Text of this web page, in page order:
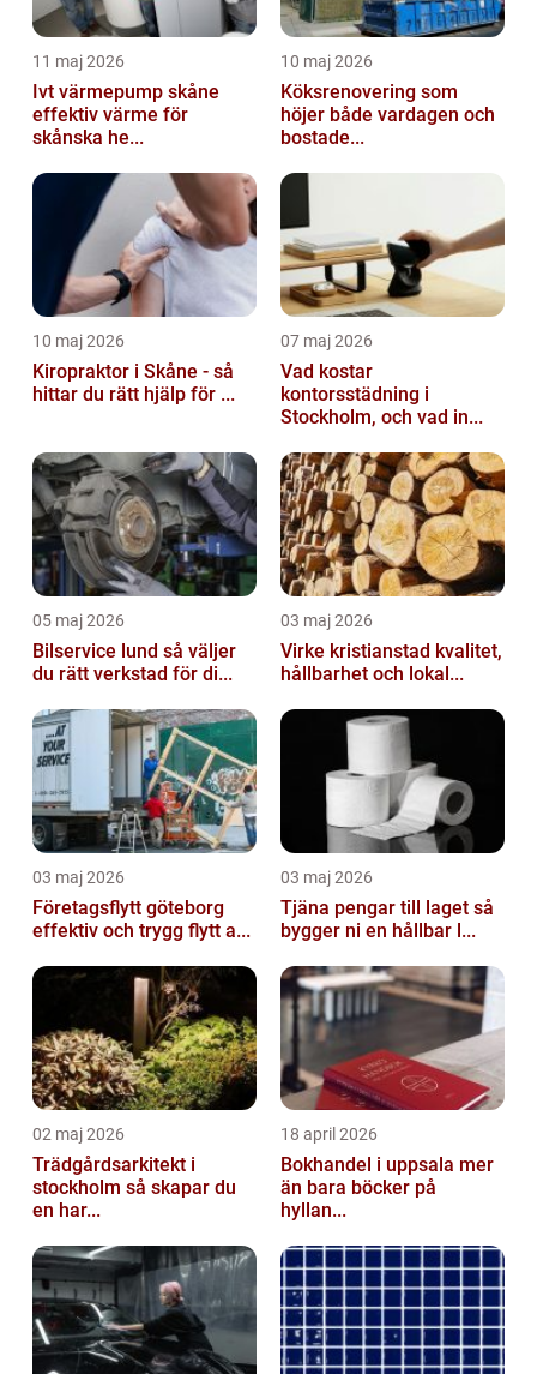
11 maj 2026
Ivt värmepump skåne
effektiv värme för
skånska he...
10 maj 2026
Köksrenovering som
höjer både vardagen och
bostade...
10 maj 2026
Kiropraktor i Skåne - så
hittar du rätt hjälp för ...
07 maj 2026
Vad kostar
kontorsstädning i
Stockholm, och vad in...
05 maj 2026
Bilservice lund så väljer
du rätt verkstad för di...
03 maj 2026
Virke kristianstad kvalitet,
hållbarhet och lokal...
03 maj 2026
Företagsflytt göteborg
effektiv och trygg flytt a...
03 maj 2026
Tjäna pengar till laget så
bygger ni en hållbar l...
02 maj 2026
Trädgårdsarkitekt i
stockholm så skapar du
en har...
18 april 2026
Bokhandel i uppsala mer
än bara böcker på
hyllan...